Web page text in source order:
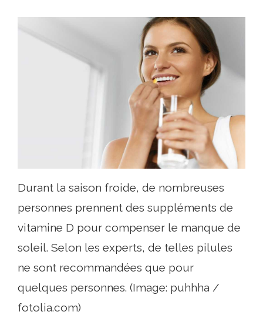
Durant la saison froide, de nombreuses
personnes prennent des suppléments de
vitamine D pour compenser le manque de
soleil. Selon les experts, de telles pilules
ne sont recommandées que pour
quelques personnes. (Image: puhhha /
fotolia.com)